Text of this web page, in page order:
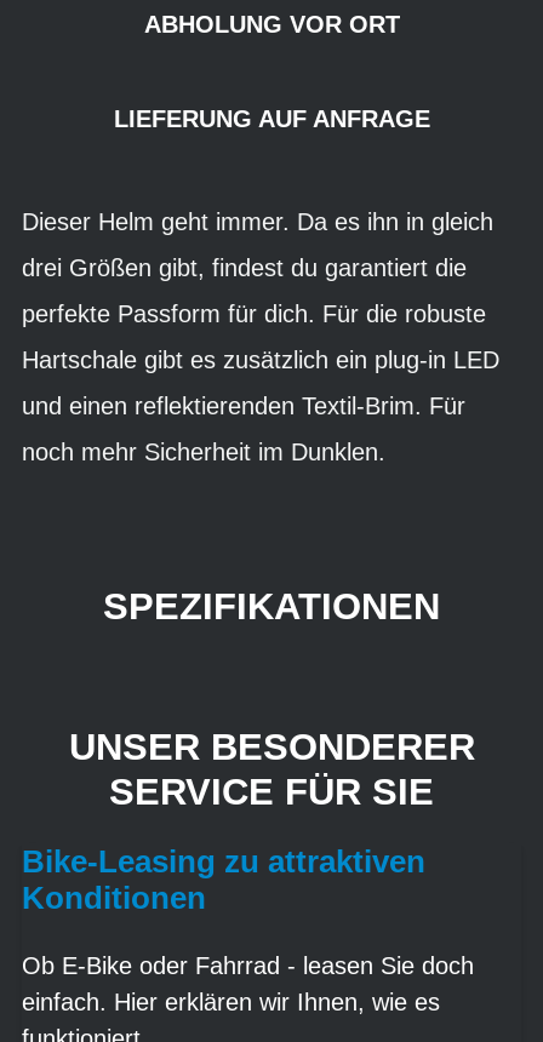
ABHOLUNG VOR ORT
LIEFERUNG AUF ANFRAGE
Dieser Helm geht immer. Da es ihn in gleich
drei Größen gibt, findest du garantiert die
perfekte Passform für dich. Für die robuste
Hartschale gibt es zusätzlich ein plug-in LED
und einen reflektierenden Textil-Brim. Für
noch mehr Sicherheit im Dunklen.
SPEZIFIKATIONEN
UNSER BESONDERER
SERVICE FÜR SIE
Bike-Leasing zu attraktiven
Konditionen
Ob E-Bike oder Fahrrad - leasen Sie doch
einfach. Hier erklären wir Ihnen, wie es